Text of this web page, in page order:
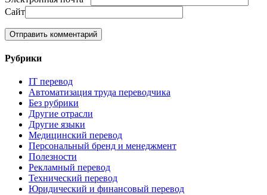
Сайт
Рубрики
IT перевод
Автоматизация труда переводчика
Без рубрики
Другие отрасли
Другие языки
Медицинский перевод
Персональный бренд и менеджмент
Полезности
Рекламный перевод
Технический перевод
Юридический и финансовый перевод